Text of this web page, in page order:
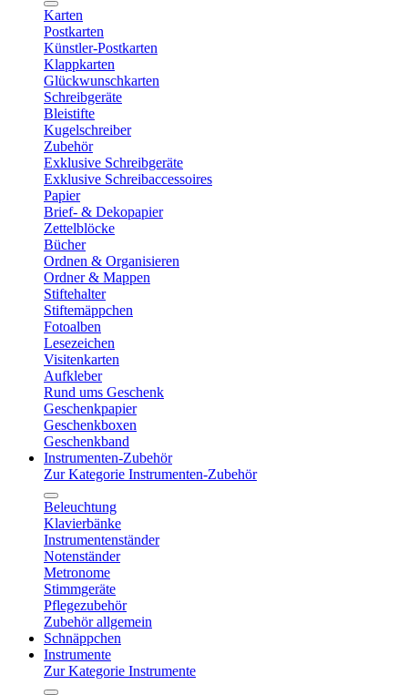
Karten
Postkarten
Künstler-Postkarten
Klappkarten
Glückwunschkarten
Schreibgeräte
Bleistifte
Kugelschreiber
Zubehör
Exklusive Schreibgeräte
Exklusive Schreibaccessoires
Papier
Brief- & Dekopapier
Zettelblöcke
Bücher
Ordnen & Organisieren
Ordner & Mappen
Stiftehalter
Stiftemäppchen
Fotoalben
Lesezeichen
Visitenkarten
Aufkleber
Rund ums Geschenk
Geschenkpapier
Geschenkboxen
Geschenkband
Instrumenten-Zubehör
Zur Kategorie Instrumenten-Zubehör
Beleuchtung
Klavierbänke
Instrumentenständer
Notenständer
Metronome
Stimmgeräte
Pflegezubehör
Zubehör allgemein
Schnäppchen
Instrumente
Zur Kategorie Instrumente